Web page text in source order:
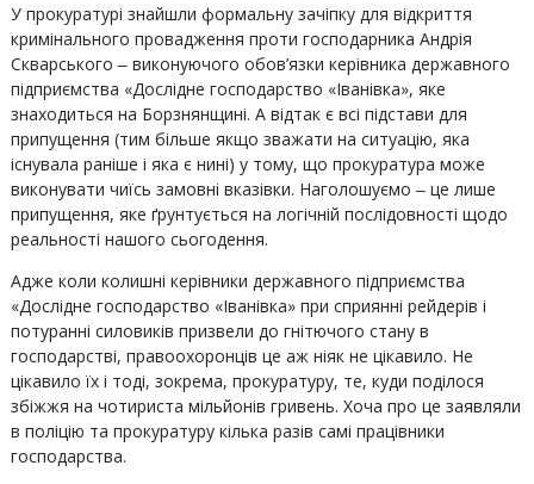
У прокуратурі знайшли формальну зачіпку для відкриття
кримінального провадження проти господарника Андрія
Скварського ‒ виконуючого обов’язки керівника державного
підприємства «Дослідне господарство «Іванівка», яке
знаходиться на Борзнянщині. А відтак є всі підстави для
припущення (тим більше якщо зважати на ситуацію, яка
існувала раніше і яка є нині) у тому, що прокуратура може
виконувати чиїсь замовні вказівки. Наголошуємо ‒ це лише
припущення, яке ґрунтується на логічній послідовності щодо
реальності нашого сьогодення.
Адже коли колишні керівники державного підприємства
«Дослідне господарство «Іванівка» при сприянні рейдерів і
потуранні силовиків призвели до гнітючого стану в
господарстві, правоохоронців це аж ніяк не цікавило. Не
цікавило їх і тоді, зокрема, прокуратуру, те, куди поділося
збіжжя на чотириста мільйонів гривень. Хоча про це заявляли
в поліцію та прокуратуру кілька разів самі працівники
господарства.